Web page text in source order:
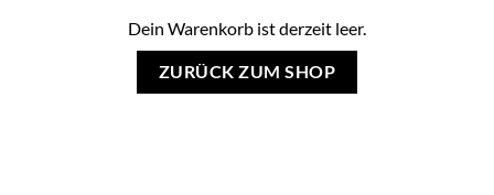
Dein Warenkorb ist derzeit leer.
ZURÜCK ZUM SHOP